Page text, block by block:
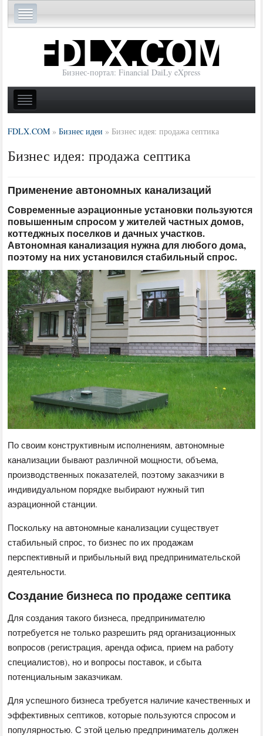
Бизнес-портал: Financial DaiLy eXpress
FDLX.COM »Бизнес идеи » Бизнес идея: продажа септика
Бизнес идея: продажа септика
Применение автономных канализаций
Современные аэрационные установки пользуются
повышенным спросом у жителей частных домов,
коттеджных поселков и дачных участков.
Автономная канализация нужна для любого дома,
поэтому на них установился стабильный спрос.
По своим конструктивным исполнениям, автономные
канализации бывают различной мощности, объема,
производственных показателей, поэтому заказчики в
индивидуальном порядке выбирают нужный тип
аэрационной станции.
Поскольку на автономные канализации существует
стабильный спрос, то бизнес по их продажам
перспективный и прибыльный вид предпринимательской
деятельности.
Создание бизнеса по продаже септика
Для создания такого бизнеса, предпринимателю
потребуется не только разрешить ряд организационных
вопросов (регистрация, аренда офиса, прием на работу
специалистов), но и вопросы поставок, и сбыта
потенциальным заказчикам.
Для успешного бизнеса требуется наличие качественных и
эффективных септиков, которые пользуются спросом и
популярностью. С этой целью предприниматель должен